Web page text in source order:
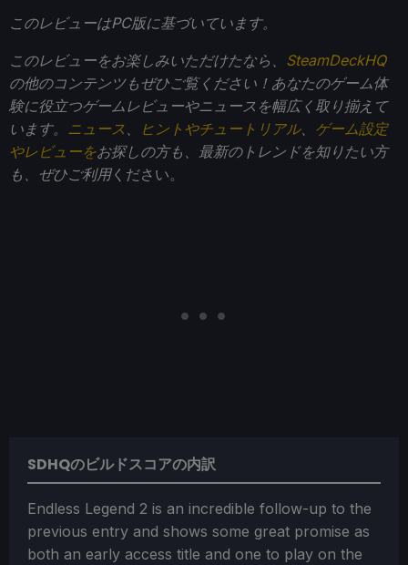
このレビューはPC版に基づいています。
このレビューをお楽しみいただけたなら、 SteamDeckHQ
の他のコンテンツもぜひご覧ください！あなたのゲーム体
験に役立つゲームレビューやニュースを幅広く取り揃えて
います。 ニュース ヒントやチュートリアル、 ゲーム設定
やレビューをお探しの方も、最新のトレンドを知りたい方
も、ぜひご利用ください。
SDHQのビルドスコアの内訳
Endless Legend 2 is an incredible follow-up to the
previous entry and shows some great promise as
both an early access title and one to play on the